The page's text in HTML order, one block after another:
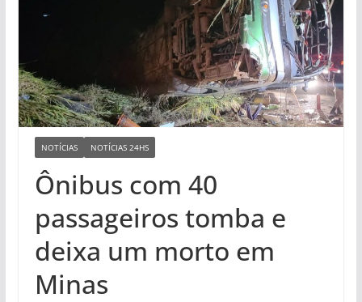
NOTÍCIAS NOTÍCIAS 24HS
Ônibus com 40
passageiros tomba e
deixa um morto em
Minas